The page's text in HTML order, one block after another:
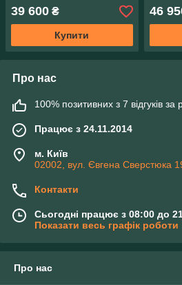
39 600 ₴
Купити
46
Про нас
100% позитивних з 7 відгуків за
Працює з 24.11.2014
м. Київ
02002, вул. Євгена Сверстюка
Контакти
Сьогодні працює з 08:00 до
Показати весь графік роботи
Про нас